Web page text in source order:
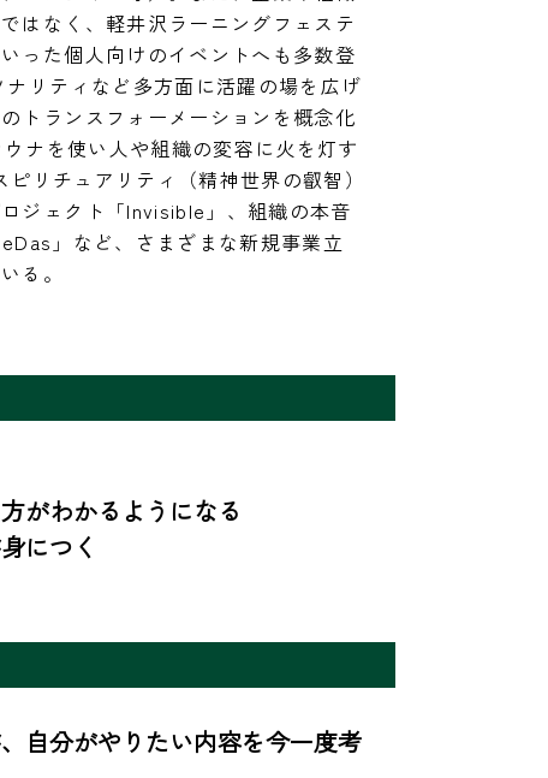
はなく、軽井沢ラーニングフェステ
った個人向けのイベントへも多数登
リティなど多方面に活躍の場を広げ
トランスフォーメーションを概念化
ナを使い人や組織の変容に火を灯す
リチュアリティ（精神世界の叡智）
ジェクト「Invisible」、組織の本音
」など、さまざまな新規事業立
る。
がわかるようになる
につく
自分がやりたい内容を今一度考